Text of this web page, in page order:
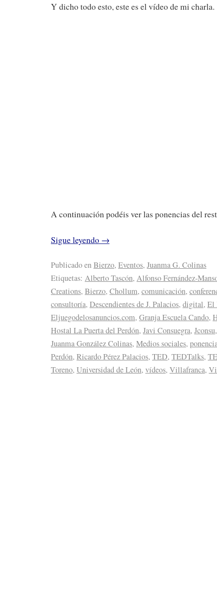
Y dicho todo esto, este es el vídeo de mi charla.
A continuación podéis ver las ponencias del
Sigue leyendo →
Publicado enBierzo, Eventos, Juanma G. Colinas
Etiquetas: Alberto Tascón, Alfonso Fernández-
Creations, Bierzo, Chollum, comunicación,
consultoría, Descendientes de J. Palacios, digital, El
Eljuegodelosanuncios.com, Granja Escuela Cando,
Hostal La Puerta del Perdón, Javi Consuegra, Jconsu
Juanma González Colinas, Medios sociales,
Perdón, Ricardo Pérez Palacios, TED, TEDTalks,
Toreno, Universidad de León, vídeos, Villafranca,